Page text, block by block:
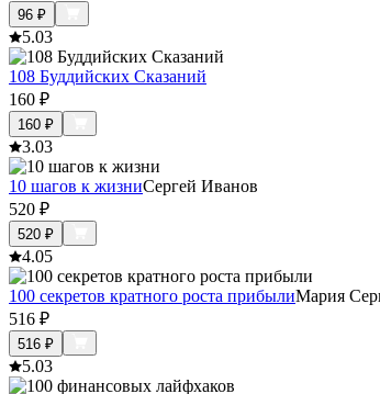
96 ₽
5.03
108 Буддийских Сказаний
160 ₽
160 ₽
3.03
10 шагов к жизниСергей Иванов
520 ₽
520 ₽
4.05
100 секретов кратного роста прибылиМария
516 ₽
516 ₽
5.03